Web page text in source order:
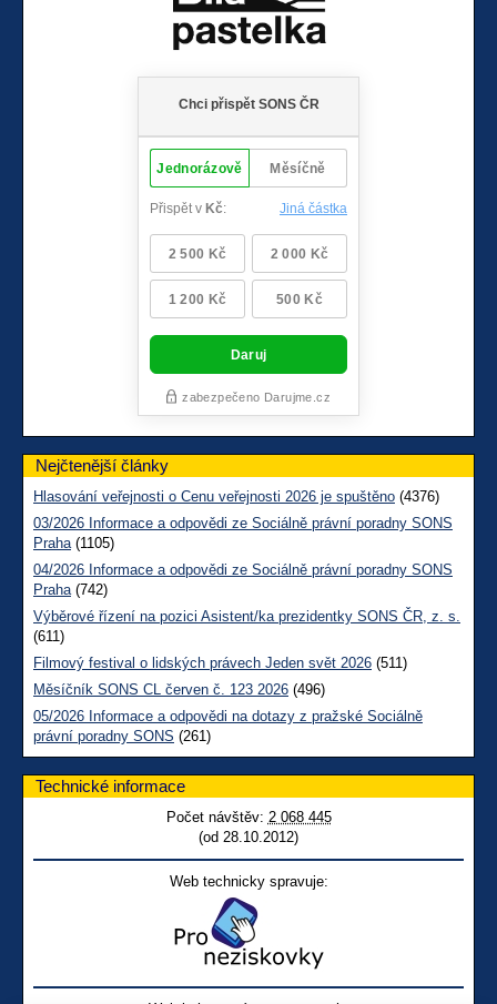
Nejčtenější články
Hlasování veřejnosti o Cenu veřejnosti 2026 je spuštěno (4376)
03/2026 Informace a odpovědi ze Sociálně právní poradny SONS
Praha(1105)
04/2026 Informace a odpovědi ze Sociálně právní poradny SONS
Praha(742)
Výběrové řízení na pozici Asistent/ka prezidentky SONS ČR, z. s.
(611)
Filmový festival o lidských právech Jeden svět 2026 (511)
Měsíčník SONS CL červen č. 123 2026 (496)
05/2026 Informace a odpovědi na dotazy z pražské Sociálně
právní poradny SONS (261)
Technické informace
Počet návštěv: 2 068 445
(od 28.10.2012)
Web technicky spravuje: